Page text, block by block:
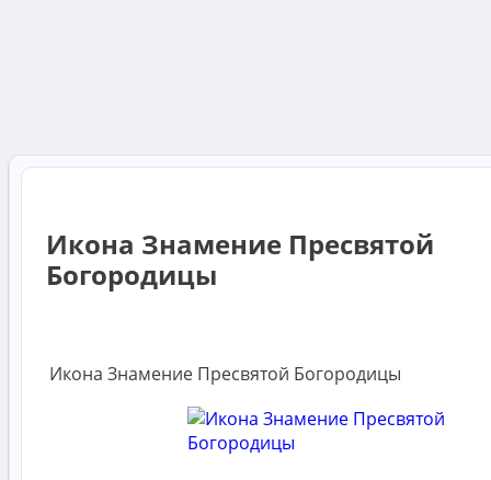
Икона Знамение Пресвятой
Богородицы
Икона Знамение Пресвятой Богородицы